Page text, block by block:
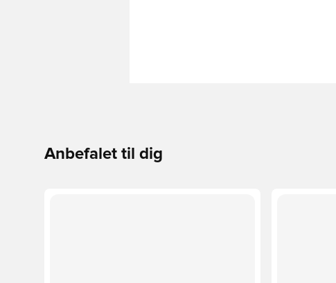
Anbefalet til dig